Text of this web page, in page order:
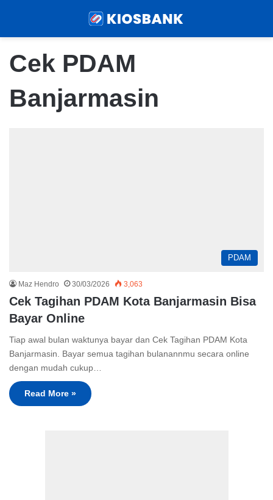
Cek PDAM
Banjarmasin
PDAM
Maz Hendro 30/03/2026 3,063
Cek Tagihan PDAM Kota Banjarmasin Bisa
Bayar Online
Tiap awal bulan waktunya bayar dan Cek Tagihan PDAM Kota
Banjarmasin. Bayar semua tagihan bulanannmu secara online
dengan mudah cukup…
Read More »